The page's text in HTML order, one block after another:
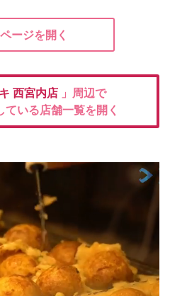
ージを開く
西宮内店 」周辺で
いる店舗一覧を開く